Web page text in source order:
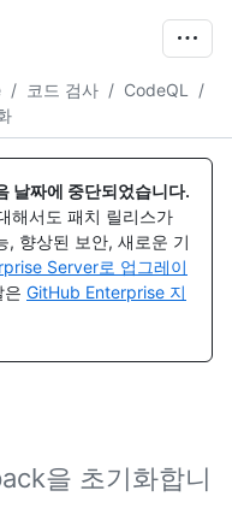
/ 코드 검사 / CodeQL
/
날짜에 중단되었습니다.
해서도 패치 릴리스가
, 향상된 보안, 새로운 기
Server로 업그레이
은 GitHub Enterprise 지
을 초기화합니